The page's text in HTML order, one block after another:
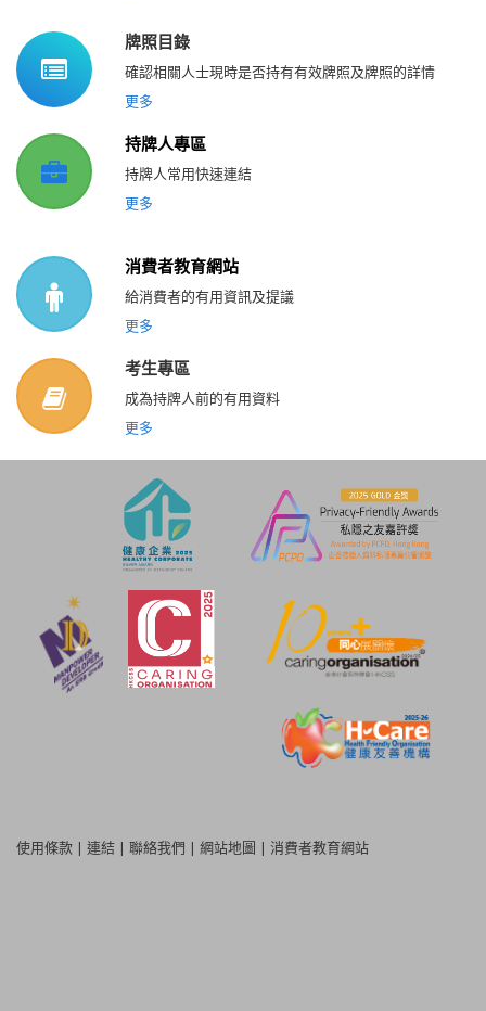
牌照目錄
確認相關人士現時是否持有有效牌照及牌照的詳情
更多
持牌人專區
持牌人常用快速連結
更多
消費者教育網站
給消費者的有用資訊及提議
更多
考生專區
成為持牌人前的有用資料
更多
使用條款 | 連結 | 聯絡我們 | 網站地圖 | 消費者教育網站